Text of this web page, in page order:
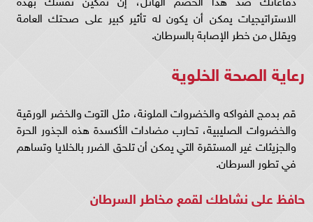
الاستراتيجيات يمكن أن يكون له تأثير كبير على صحتك العامة
ويقلل من خطر الإصابة بالسرطان.
رعاية الصحة الخلوية
قم بدمج الفواكه والخضروات الملونة، مثل التوت والخضر الورقية
والخضروات الصليبية، تحارب مضادات الأكسدة هذه الجذور الحرة
والجزيئات غير المستقرة التي يمكن أن تلحق الضرر بالخلايا وتساهم
في تطور السرطان.
حافظ على نشاطك لقمع مخاطر السرطان